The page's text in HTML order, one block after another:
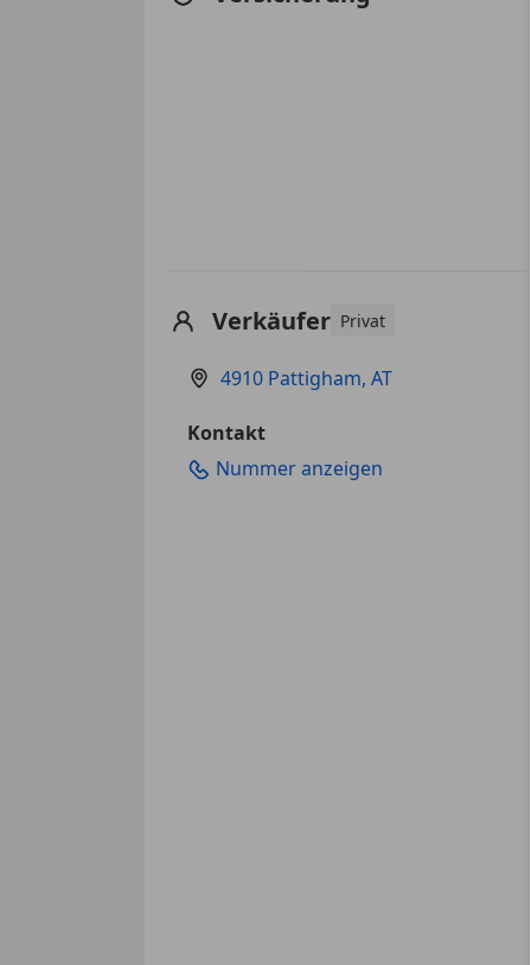
Verkäufer Privat
4910 Pattigham, AT
Kontakt
Nummer anzeigen